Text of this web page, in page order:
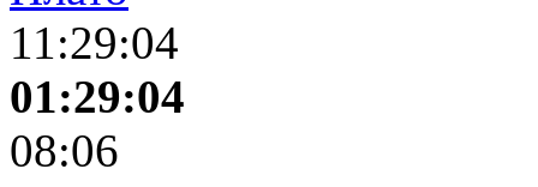
11:29:04
01:29:04
08:06